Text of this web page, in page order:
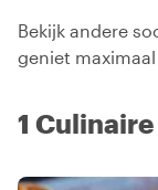
Bekijk andere
geniet
1